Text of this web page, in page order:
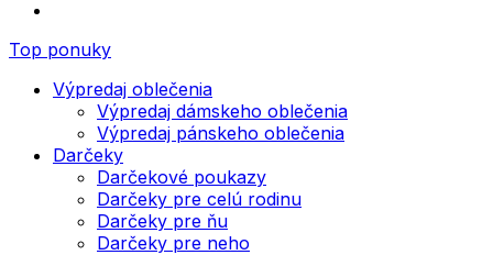
Top ponuky
Výpredaj oblečenia
Výpredaj dámskeho oblečenia
Výpredaj pánskeho oblečenia
Darčeky
Darčekové poukazy
Darčeky pre celú rodinu
Darčeky pre ňu
Darčeky pre neho